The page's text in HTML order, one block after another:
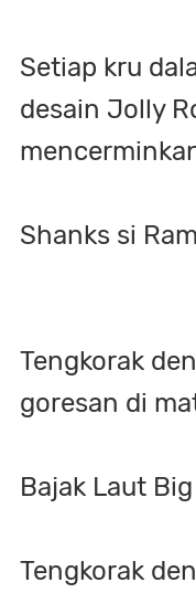
Setiap kru
desain Jolly
Shanks si
Tengkorak
goresan di
Bajak Laut
Tengkorak